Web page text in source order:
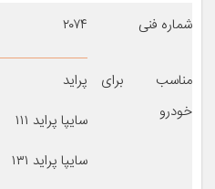
شماره فنی ۲۰۷۴
مناسب برای
خودرو
پراید
سایپا پراید ۱۱۱
سایپا پراید ۱۳۱